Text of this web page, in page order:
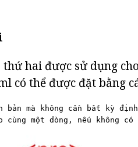
hai được sử dụng
có thể được đặt bằng
bản mà không cần bất kỳ
cùng một dòng, nếu không